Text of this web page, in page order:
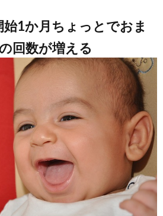
1か月ちょっとでおま
回数が増える